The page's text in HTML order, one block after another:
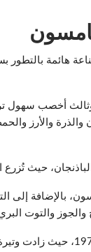
هائمة بالتطور
والأرز
حيث تُزرع
بالإضافة إلى
والتوت
تتطور الصناعة بسرعة في